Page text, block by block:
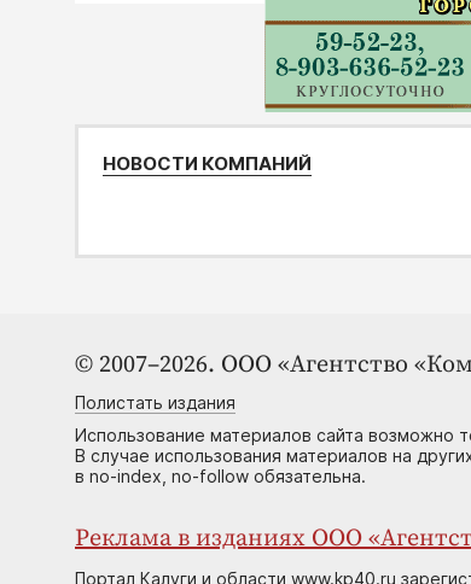
НОВОСТИ КОМПАНИЙ
© 2007–2026. ООО «Агентство
Полистать издания
Использование материалов сайта возможно
В случае использования материалов на
в no-index, no-follow обязательна.
Реклама в изданиях ООО
Портал Калуги и области www.kp40.ru